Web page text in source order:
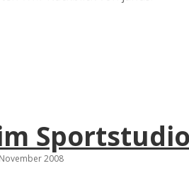
Sportstudio
2008